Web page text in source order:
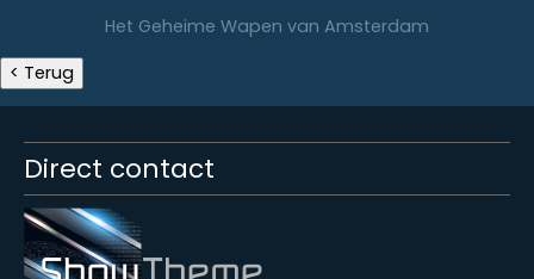
Het Geheime Wapen van Amsterdam
Direct contact